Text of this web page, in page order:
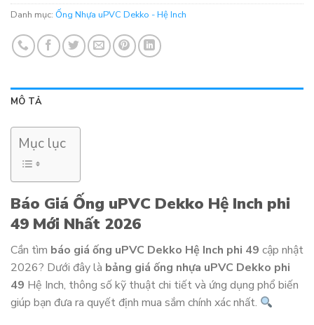
Danh mục: Ống Nhựa uPVC Dekko - Hệ Inch
MÔ TẢ
Mục lục
Báo Giá Ống uPVC Dekko Hệ Inch phi
49 Mới Nhất 2026
Cần tìm báo giá ống uPVC Dekko Hệ Inch phi 49 cập nhật
2026? Dưới đây là bảng giá ống nhựa uPVC Dekko phi
49 Hệ Inch, thông số kỹ thuật chi tiết và ứng dụng phổ biến
giúp bạn đưa ra quyết định mua sắm chính xác nhất.